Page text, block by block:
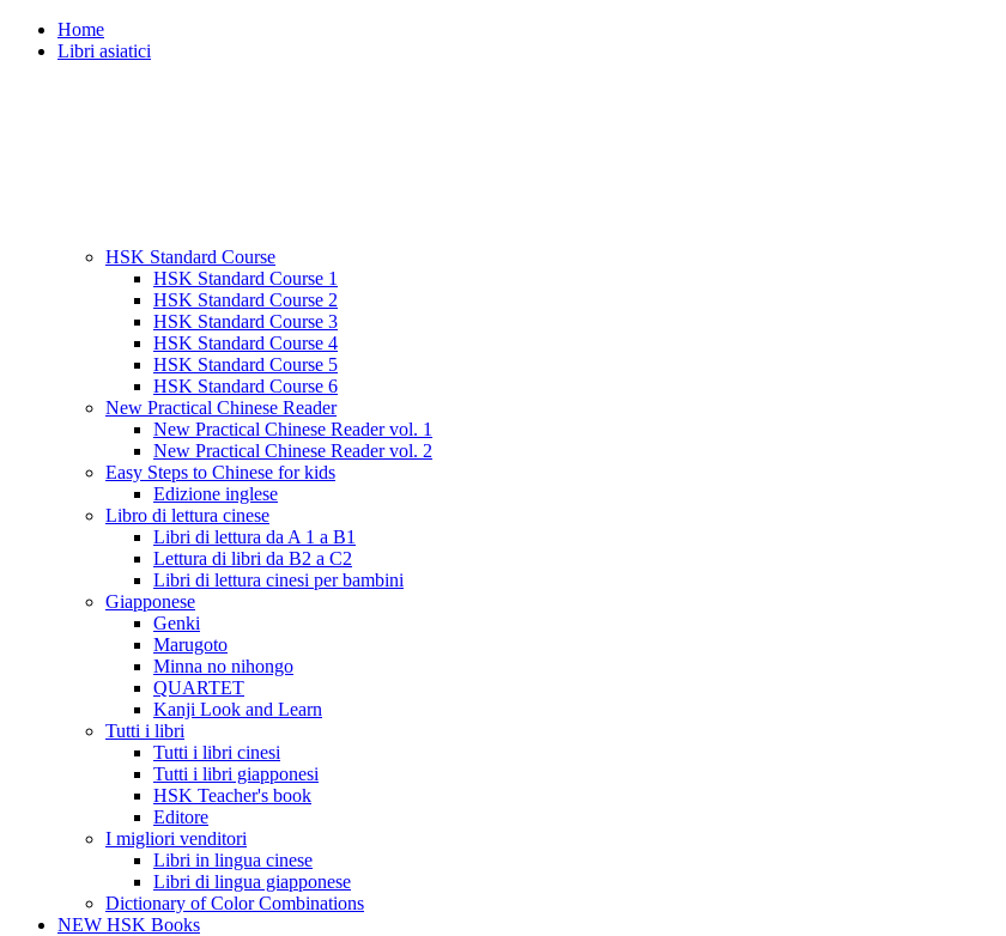
Home
Libri asiatici
HSK Standard Course
HSK Standard Course 1
HSK Standard Course 2
HSK Standard Course 3
HSK Standard Course 4
HSK Standard Course 5
HSK Standard Course 6
New Practical Chinese Reader
New Practical Chinese Reader vol. 1
New Practical Chinese Reader vol. 2
Easy Steps to Chinese for kids
Edizione inglese
Libro di lettura cinese
Libri di lettura da A 1 a B1
Lettura di libri da B2 a C2
Libri di lettura cinesi per bambini
Giapponese
Genki
Marugoto
Minna no nihongo
QUARTET
Kanji Look and Learn
Tutti i libri
Tutti i libri cinesi
Tutti i libri giapponesi
HSK Teacher's book
Editore
I migliori venditori
Libri in lingua cinese
Libri di lingua giapponese
Dictionary of Color Combinations
NEW HSK Books